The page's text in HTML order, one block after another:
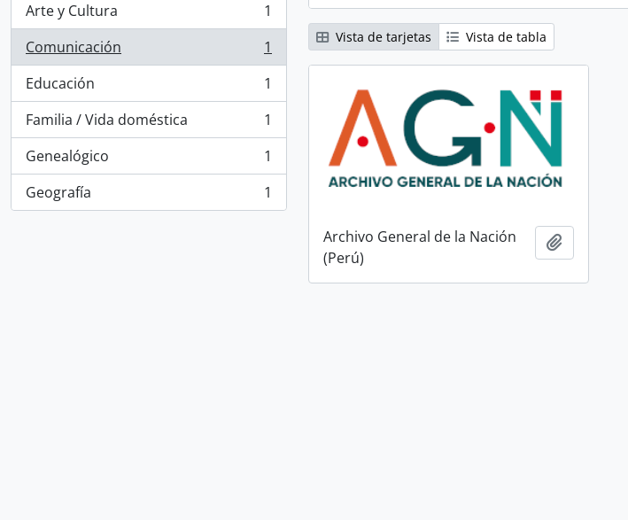
Arte y Cultura
, 1 resultados
1
Comunicación
, 1 resultados
1
Educación
, 1 resultados
1
Familia / Vida doméstica
, 1 resultados
1
Genealógico
, 1 resultados
1
Geografía
, 1 resultados 1
Vista de tarjetas Vista de tabla
Archivo General de la Nación
(Perú)